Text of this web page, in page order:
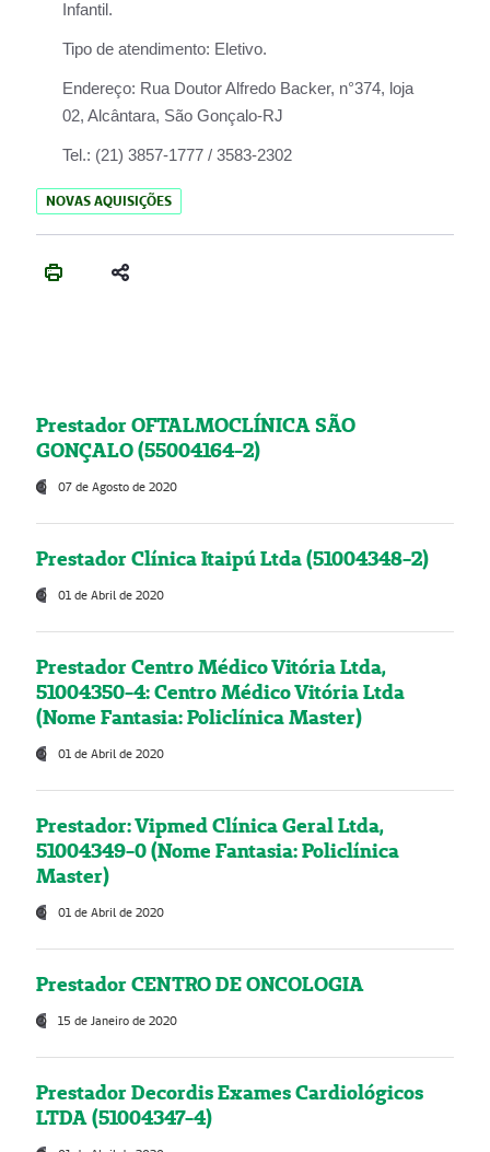
Infantil.
Tipo de atendimento: Eletivo.
Endereço: Rua Doutor Alfredo Backer, n°374, loja
02, Alcântara, São Gonçalo-RJ
Tel.: (21) 3857-1777 / 3583-2302
NOVAS AQUISIÇÕES
Prestador OFTALMOCLÍNICA SÃO
GONÇALO (55004164-2)
07 de Agosto de 2020
Prestador Clínica Itaipú Ltda (51004348-2)
01 de Abril de 2020
Prestador Centro Médico Vitória Ltda,
51004350-4: Centro Médico Vitória Ltda
(Nome Fantasia: Policlínica Master)
01 de Abril de 2020
Prestador: Vipmed Clínica Geral Ltda,
51004349-0 (Nome Fantasia: Policlínica
Master)
01 de Abril de 2020
Prestador CENTRO DE ONCOLOGIA
15 de Janeiro de 2020
Prestador Decordis Exames Cardiológicos
LTDA (51004347-4)